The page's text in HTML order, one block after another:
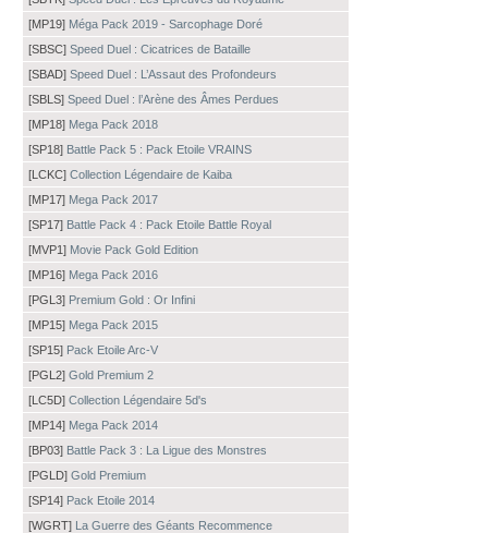
[MP19] Méga Pack 2019 - Sarcophage Doré
[SBSC] Speed Duel : Cicatrices de Bataille
[SBAD] Speed Duel : L’Assaut des Profondeurs
[SBLS] Speed Duel : l’Arène des Âmes Perdues
[MP18] Mega Pack 2018
[SP18] Battle Pack 5 : Pack Etoile VRAINS
[LCKC] Collection Légendaire de Kaiba
[MP17] Mega Pack 2017
[SP17] Battle Pack 4 : Pack Etoile Battle Royal
[MVP1] Movie Pack Gold Edition
[MP16] Mega Pack 2016
[PGL3] Premium Gold : Or Infini
[MP15] Mega Pack 2015
[SP15] Pack Etoile Arc-V
[PGL2] Gold Premium 2
[LC5D] Collection Légendaire 5d's
[MP14] Mega Pack 2014
[BP03] Battle Pack 3 : La Ligue des Monstres
[PGLD] Gold Premium
[SP14] Pack Etoile 2014
[WGRT] La Guerre des Géants Recommence